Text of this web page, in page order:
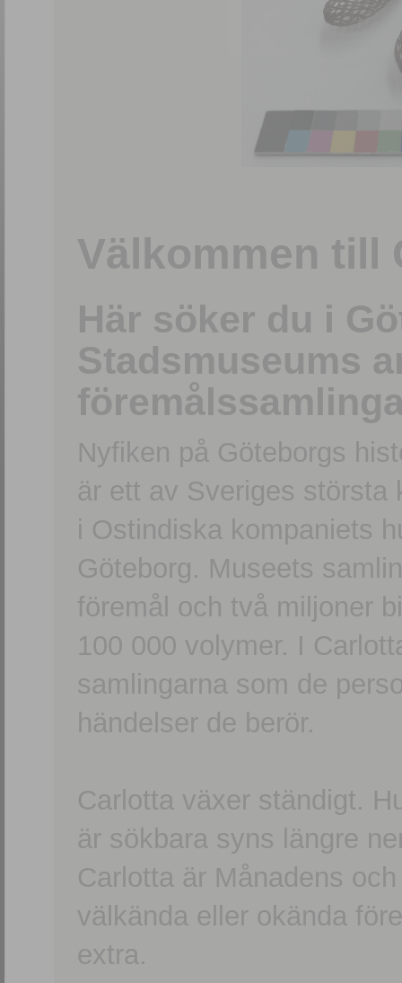
Välkommen till
Här söker du i
Stadsmuseums
Nyfiken på Göteborgs
är ett av Sveriges största
i Ostindiska kompaniets
Göteborg. Museets
föremål och två miljoner
100 000 volymer. I
samlingarna som de
händelser de berör.
Carlotta växer ständigt.
är sökbara syns längre
Carlotta är Månadens
välkända eller okända
extra.